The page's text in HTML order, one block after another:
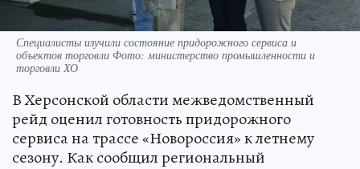
Специалисты изучили состояние придорожного сервиса и
объектов торговли Фото: министерство промышленности и
торговли ХО
В Херсонской области межведомственный
рейд оценил готовность придорожного
сервиса на трассе «Новороссия» к летнему
сезону. Как сообщил региональный